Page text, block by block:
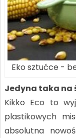
Eko sztućce -
Jedyna taka na
Kikko Eco to
plastikowych
absolutna